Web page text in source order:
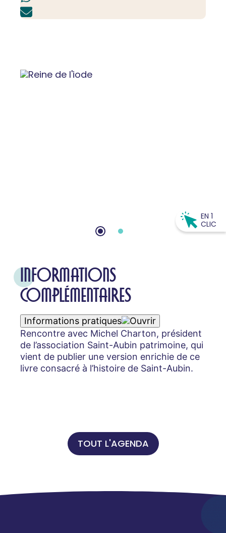
INFORMATIONS
COMPLÉMENTAIRES
Informations pratiques
Rencontre avec Michel Charton, président
de l’association Saint-Aubin patrimoine, qui
vient de publier une version enrichie de ce
livre consacré à l’histoire de Saint-Aubin.
TOUT L'AGENDA
EN 1
CLIC